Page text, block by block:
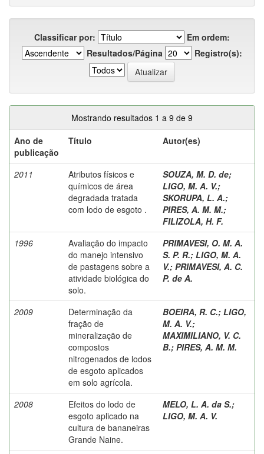
Classificar por:
Em ordem:
Resultados/Página
Registro(s):
Mostrando resultados 1 a 9 de 9
Ano de
publicação
Título Autor(es)
2011
Atributos físicos e
químicos de área
degradada tratada
com lodo de esgoto .
SOUZA, M. D. de;
LIGO, M. A. V.;
SKORUPA, L. A.;
PIRES, A. M. M.;
FILIZOLA, H. F.
1996
Avaliação do impacto
do manejo intensivo
de pastagens sobre a
atividade biológica do
solo.
PRIMAVESI, O. M. A.
S. P. R.; LIGO, M. A.
V.; PRIMAVESI, A. C.
P. de A.
2009
Determinação da
fração de
mineralização de
compostos
nitrogenados de lodos
de esgoto aplicados
em solo agrícola.
BOEIRA, R. C.; LIGO,
M. A. V.;
MAXIMILIANO, V. C.
B.; PIRES, A. M. M.
2008
Efeitos do lodo de
esgoto aplicado na
cultura de bananeiras
Grande Naine.
MELO, L. A. da S.;
LIGO, M. A. V.